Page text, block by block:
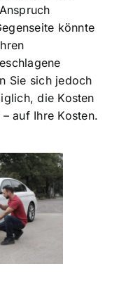
könnte
Sie sich jedoch
die Kosten
auf Ihre Kosten.